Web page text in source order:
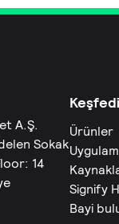
A.Ş.
Sokak
14
Ürünler
Signify
Bayi